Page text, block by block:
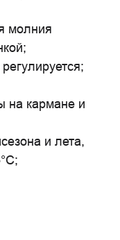
молния
на кармане и
и лета,